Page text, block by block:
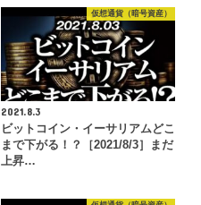
仮想通貨（暗号資産）
2021.8.3
ビットコイン・イーサリアムどこ
まで下がる！？［2021/8/3］まだ
上昇…